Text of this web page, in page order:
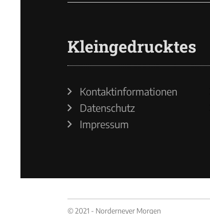
Kleingedrucktes
Kontaktinformationen
Datenschutz
Impressum
© 2021 - Norderneyer Morgen